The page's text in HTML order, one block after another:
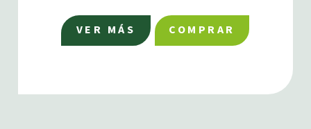
VER MÁS COMPRAR